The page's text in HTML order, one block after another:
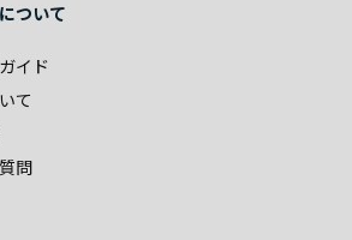
ついて
イド
て
問